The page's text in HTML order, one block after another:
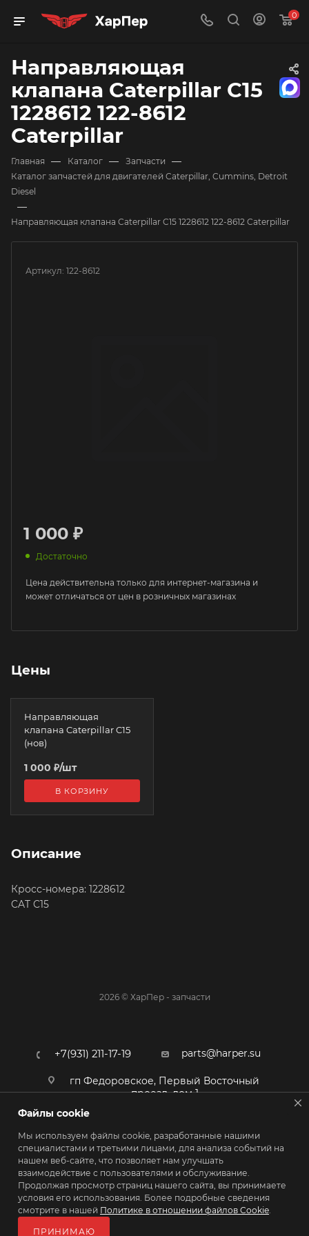
0
Направляющая
клапана Caterpillar C15
1228612 122-8612
Caterpillar
Главная — Каталог — Запчасти —
Каталог запчастей для двигателей Caterpillar, Cummins, Detroit
Diesel
—
Направляющая клапана Caterpillar C15 1228612 122-8612 Caterpillar
Артикул: 122-8612
1 000 ₽
Достаточно
Цена действительна только для интернет-магазина и
может отличаться от цен в розничных магазинах
Цены
Направляющая
клапана Caterpillar C15
(нов)
1 000 ₽/шт
В КОРЗИНУ
Описание
Кросс-номера: 1228612
CAT C15
2026 © ХарПер - запчасти
+7(931) 211-17-19 parts@harper.su
гп Федоровское, Первый Восточный
проезд, дом 1
ПОЛИТИКА КОНФИДЕНЦИАЛЬНОСТИ
Файлы cookie
Мы используем файлы cookie, разработанные нашими
специалистами и третьими лицами, для анализа событий на
нашем веб-сайте, что позволяет нам улучшать
взаимодействие с пользователями и обслуживание.
Продолжая просмотр страниц нашего сайта, вы принимаете
условия его использования. Более подробные сведения
смотрите в нашей Политике в отношении файлов Cookie.
ПРИНИМАЮ